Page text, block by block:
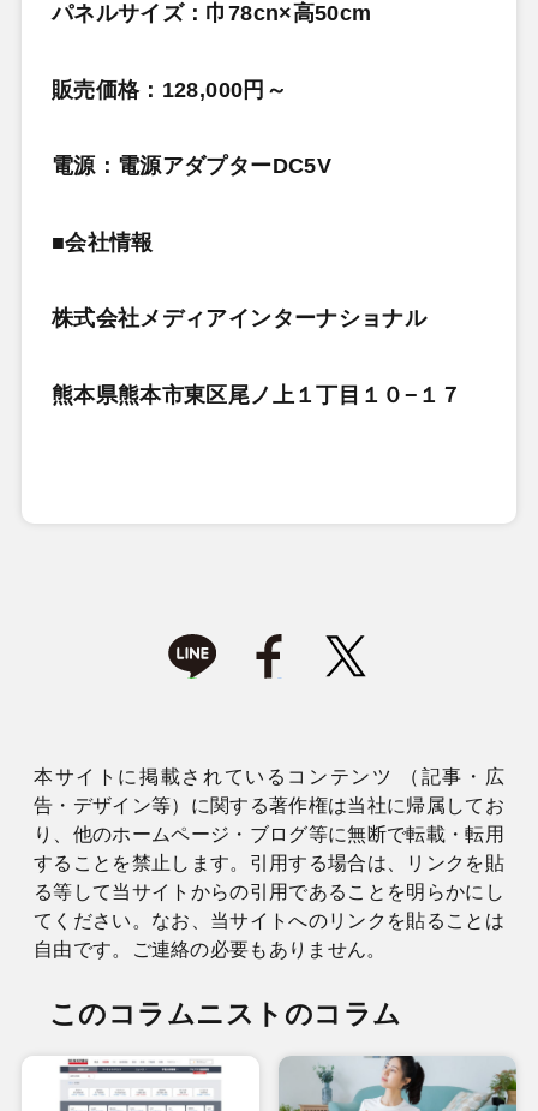
パネルサイズ：巾78cn×高50cm
販売価格：128,000円～
電源：電源アダプターDC5V
■会社情報
株式会社メディアインターナショナル
熊本県熊本市東区尾ノ上１丁目１０−１７
本サイトに掲載されているコンテンツ （記事・広
告・デザイン等）に関する著作権は当社に帰属してお
り、他のホームページ・ブログ等に無断で転載・転用
することを禁止します。引用する場合は、リンクを貼
る等して当サイトからの引用であることを明らかにし
てください。なお、当サイトへのリンクを貼ることは
自由です。ご連絡の必要もありません。
このコラムニストのコラム